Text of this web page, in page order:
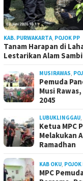
KAB. PURWAKARTA POJOK PP
Tanam Harapan di
Lestarikan Alam
MUSIRAWAS
Pemuda
Musi
2045
LUBUKLINGGAU
Ketua MPC
Melakukan
Ramadhan
KAB OKU POJOK
MPC